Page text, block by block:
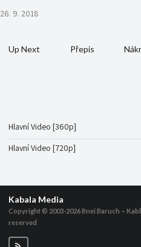
26. 9. 2018
Up Next Přepis
Hlavní Video [360p]
Hlavní Video [720p]
Kabala Media
Copyright © 2003-2026Bnei Baruch –
reserved